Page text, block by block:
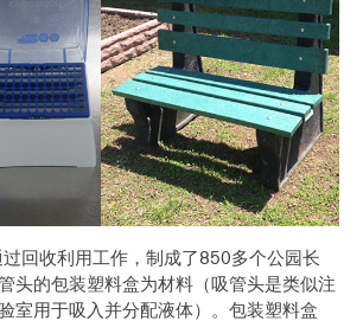
回收利用工作，制成了850多个公园长
头的包装塑料盒为材料（吸管头是类似注
室用于吸入并分配液体）。包装塑料盒